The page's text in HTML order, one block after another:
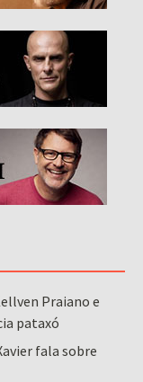
Praiano e
pataxó
fala sobre